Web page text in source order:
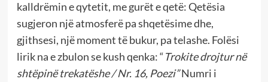
kalldrëmin e qytetit, me gurët e qetë: Qetësia
sugjeron një atmosferë pa shqetësime dhe,
gjithsesi, një moment të bukur, pa telashe. Folësi
lirik na e zbulon se kush qenka: “Trokite drojtur në
shtëpinë trekatëshe / Nr. 16, Poezi”Numri i